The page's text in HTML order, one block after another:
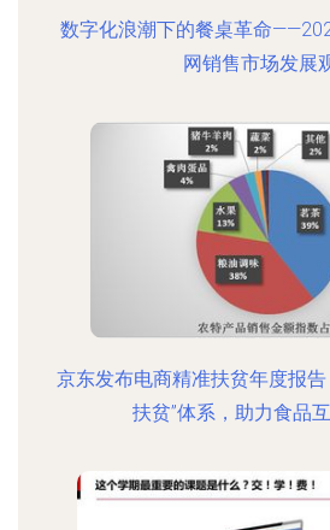
数字化浪潮下的餐桌革命
网销售市场发展
京东发布电商精准扶贫年度报
扶贫”体系，助力食品